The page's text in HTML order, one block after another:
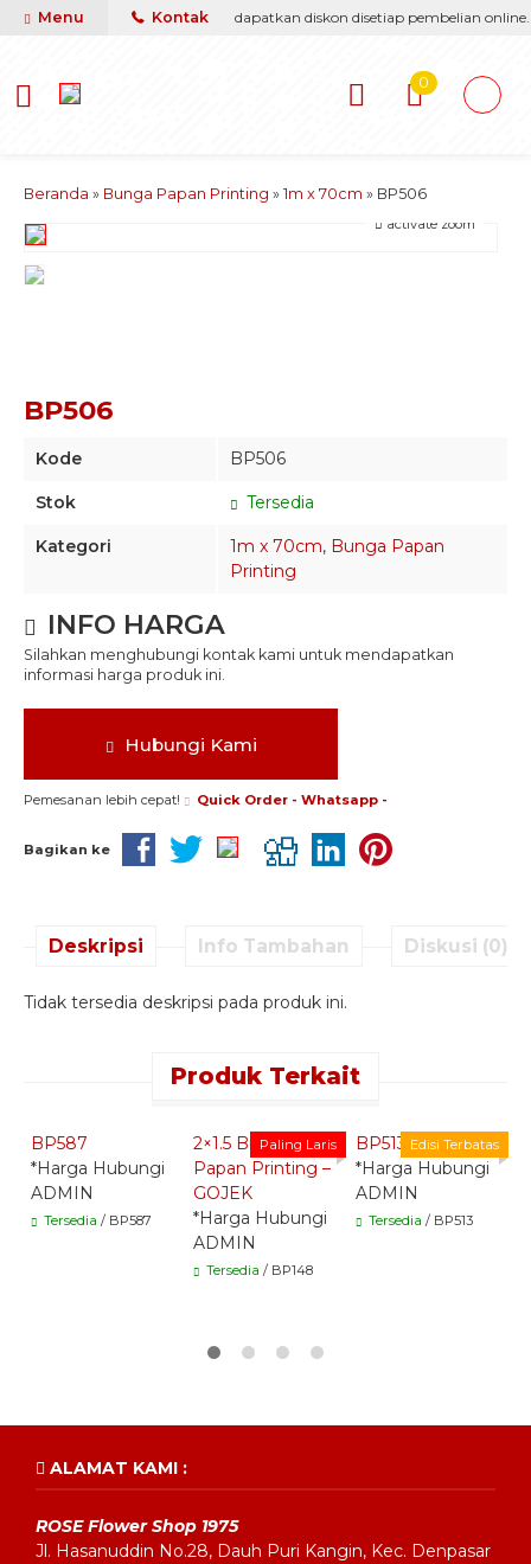
yang terbaik & termurah, dapatkan diskon disetiap pembelian online.
Menu Kontak
0
Beranda » Bunga Papan Printing » 1m x 70cm » BP506
activate zoom
BP506
Kode BP506
Stok Tersedia
Kategori 1m x 70cm, Bunga Papan
Printing
INFO HARGA
Silahkan menghubungi kontak kami untuk mendapatkan
informasi harga produk ini.
Hubungi Kami
Pemesanan lebih cepat! Quick Order - Whatsapp -
Bagikan ke
Deskripsi Info Tambahan Diskusi (0)
Tidak tersedia deskripsi pada produk ini.
Produk Terkait
BP587
*Harga Hubungi
ADMIN
Tersedia / BP587
Quick Order -
Paling Laris
2×1.5 Bunga
Papan Printing –
GOJEK
*Harga Hubungi
ADMIN
Tersedia / BP148
Edisi Terbatas
BP513
*Harga Hubungi
ADMIN
Tersedia / BP513
ALAMAT KAMI :
ROSE Flower Shop 1975
Jl. Hasanuddin No.28, Dauh Puri Kangin, Kec. Denpasar